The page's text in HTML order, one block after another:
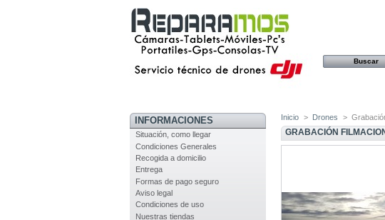
INFORMACIONES
Situación, como llegar
Condiciones Generales
Recogida a domicilio
Entrega
Formas de pago seguro
Aviso legal
Condiciones de uso
Nuestras tiendas
Inicio > Drones >
GRABACIÓN